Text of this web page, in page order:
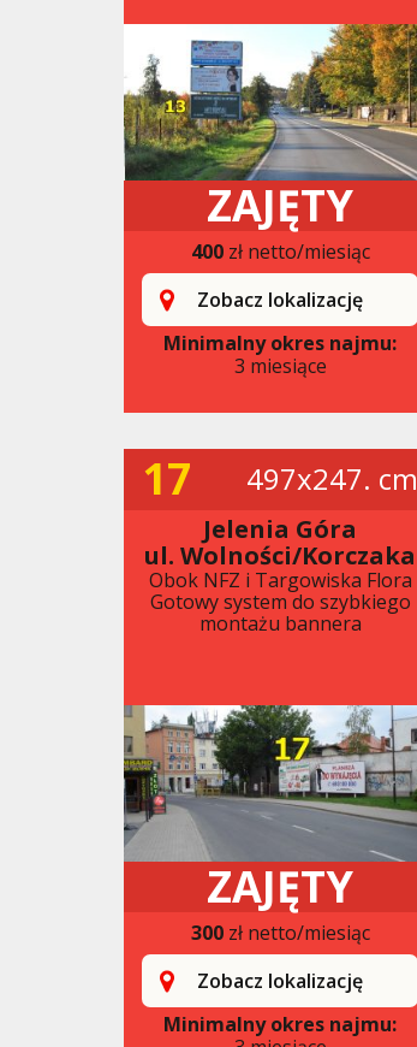
ZAJĘTY
400zł netto/miesiąc
Zobacz lokalizację
Minimalny okres najmu:
3 miesiące
17 497x247. cm
Jelenia Góra
ul. Wolności/Korczaka
Obok NFZ i Targowiska Flora
Gotowy system do szybkiego
montażu bannera
ZAJĘTY
300zł netto/miesiąc
Zobacz lokalizację
Minimalny okres najmu: